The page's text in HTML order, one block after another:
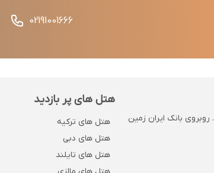
02191001666
دفتر مرکزی: صادقیه . بین فلکه اول و دوم . پلاک 1132 . روبروی بانک ایران زمین
هتل های پر بازدید
هتل های ترکیه
هتل های دبی
هتل های تایلند